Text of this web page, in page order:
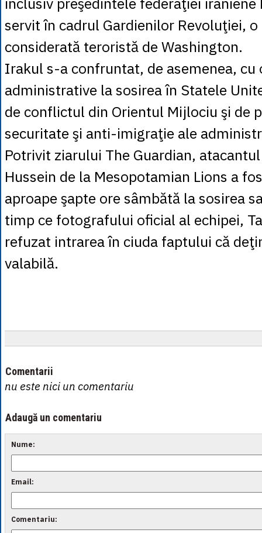
servit în cadrul Gardienilor Revoluţiei,
considerată teroristă de Washington.
Irakul s-a confruntat, de asemenea, cu
administrative la sosirea în Statele
de conflictul din Orientul Mijlociu şi de
securitate şi anti-imigraţie ale
Potrivit ziarului The Guardian,
Hussein de la Mesopotamian Lions a
aproape şapte ore sâmbătă la sosirea
timp ce fotografului oficial al echipei,
refuzat intrarea în ciuda faptului că
valabilă.
Comentarii
nu este nici un comentariu
Adaugă un comentariu
Nume:
Email:
Comentariu: